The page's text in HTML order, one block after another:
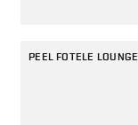
inspiracje.
PEEL FOTELE LOUNGE